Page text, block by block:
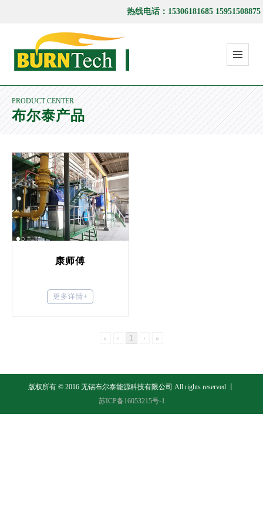
热线电话：15306181685 15951508875
PRODUCT CENTER
布尔泰产品
康师傅
更多详情+
« ‹ 1 › »
版权所有 © 2016 无锡布尔泰能源科技有限公司 All rights reserved 丨
苏ICP备16053215号-1